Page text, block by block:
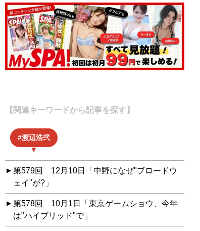
【関連キーワードから記事を探す】
渡辺浩弐
第579回 12月10日「中野になぜ"ブロードウ
ェイ"が?」
第578回 10月1日「東京ゲームショウ、今年
は"ハイブリッド"で」